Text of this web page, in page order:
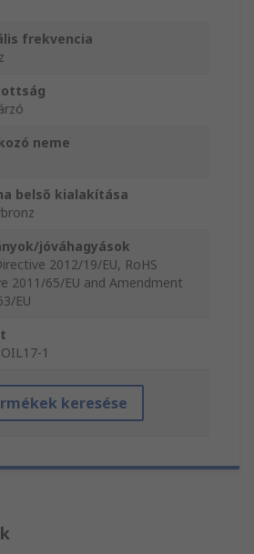
frekvencia
neme
belső kialakítása
jóváhagyások
2012/19/EU, RoHS
2011/65/EU and Amendment
EU
1
keresése